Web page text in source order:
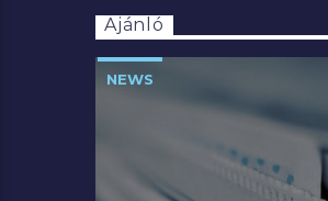
Ajánló
NEWS